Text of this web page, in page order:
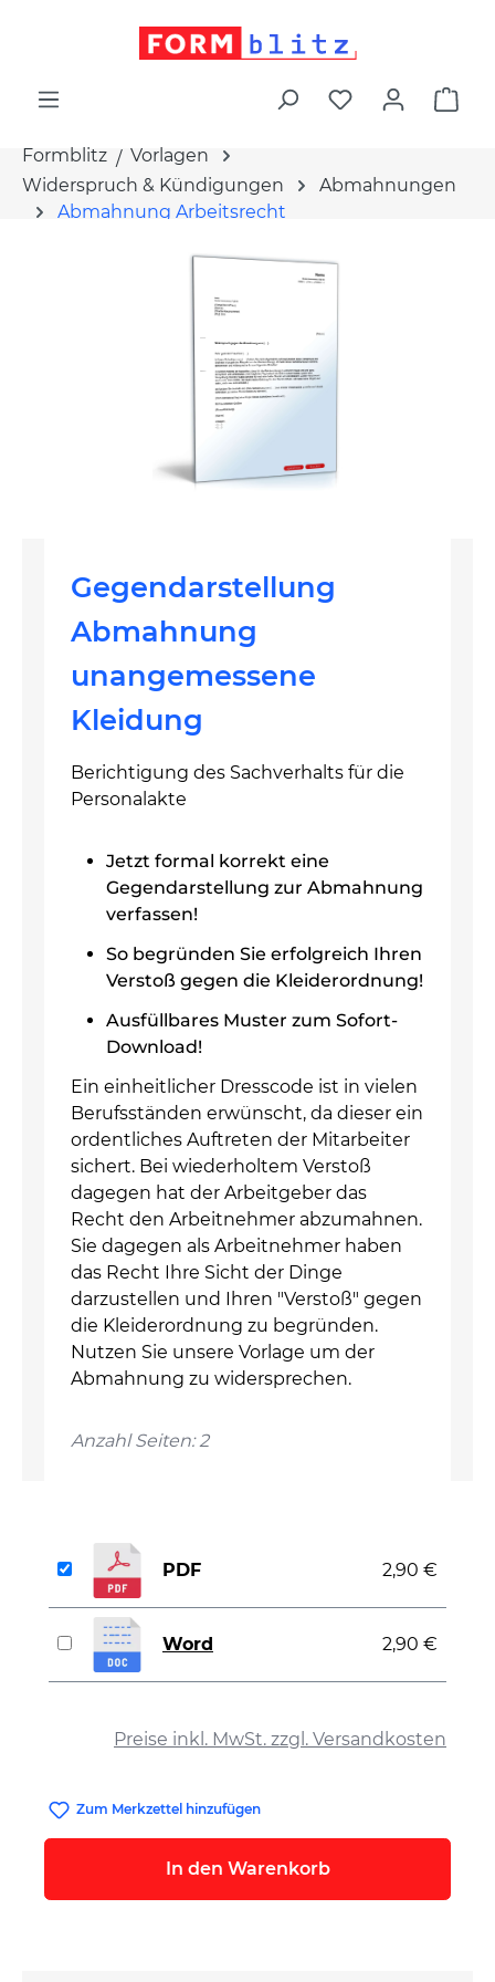
Formblitz
Vorlagen
Widerspruch & Kündigungen
Abmahnungen
Abmahnung Arbeitsrecht
Gegendarstellung
Abmahnung
unangemessene
Kleidung
Berichtigung des Sachverhalts für die
Personalakte
Jetzt formal korrekt eine
Gegendarstellung zur Abmahnung
verfassen!
So begründen Sie erfolgreich Ihren
Verstoß gegen die Kleiderordnung!
Ausfüllbares Muster zum Sofort-
Download!
Ein einheitlicher Dresscode ist in vielen
Berufsständen erwünscht, da dieser ein
ordentliches Auftreten der Mitarbeiter
sichert. Bei wiederholtem Verstoß
dagegen hat der Arbeitgeber das
Recht den Arbeitnehmer abzumahnen.
Sie dagegen als Arbeitnehmer haben
das Recht Ihre Sicht der Dinge
darzustellen und Ihren "Verstoß" gegen
die Kleiderordnung zu begründen.
Nutzen Sie unsere Vorlage um der
Abmahnung zu widersprechen.
Anzahl Seiten: 2
Preise inkl. MwSt. zzgl. Versandkosten
PDF 2,90 €
Word 2,90 €
Zum Merkzettel hinzufügen
In den Warenkorb